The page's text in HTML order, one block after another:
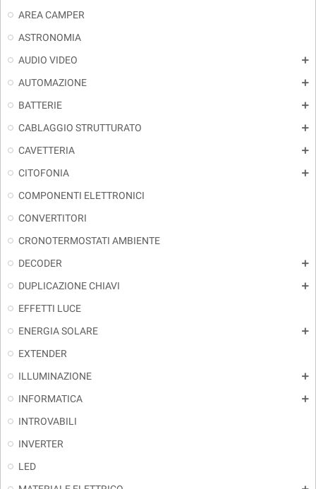
AREA CAMPER
ASTRONOMIA
AUDIO VIDEO
add
AUTOMAZIONE add
BATTERIE add
CABLAGGIO STRUTTURATO add
CAVETTERIA add
CITOFONIA add
COMPONENTI ELETTRONICI
CONVERTITORI
CRONOTERMOSTATI AMBIENTE
DECODER
add
DUPLICAZIONE CHIAVI add
EFFETTI LUCE
ENERGIA SOLARE
add
EXTENDER
ILLUMINAZIONE
add
INFORMATICA add
INTROVABILI
INVERTER
LED